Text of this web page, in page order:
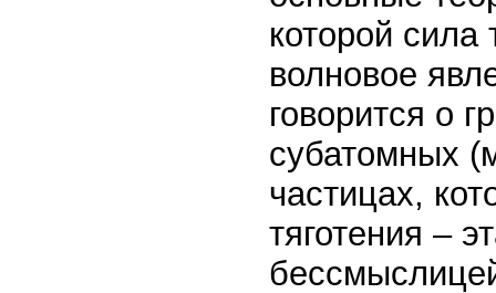
которой сила
волновое
говорится о
субатомных
частицах,
тяготения –